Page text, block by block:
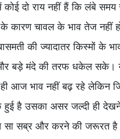
दो राय नहीं हैं कि लंबे
कारण चावल के भाव तेज नहीं
की ज्यादातर किस्मों के
और बड़े मंदे की तरफ धकेल
आज भाव नहीं बढ़ रहे लेकिन
हुई है उसका असर जल्दी ही
सा सब्र और करने की जरूरत